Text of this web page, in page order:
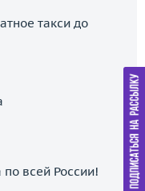
такси до
по всей России!